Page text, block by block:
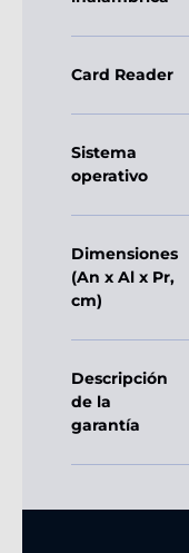
Card Reader
Sistema
operativo
Dimensiones
(An x Al x Pr,
cm)
Descripción
de la
garantía